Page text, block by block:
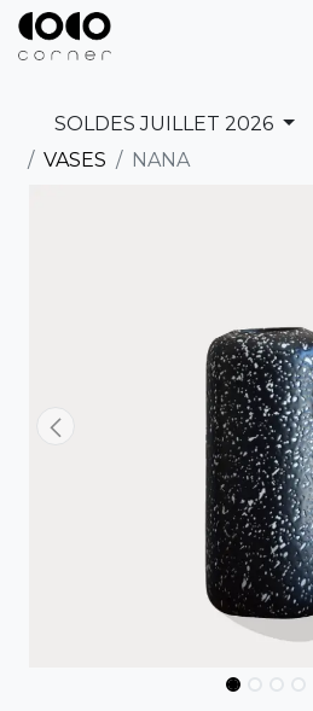
SOLDES JUILLET 2026
VASES
NANA